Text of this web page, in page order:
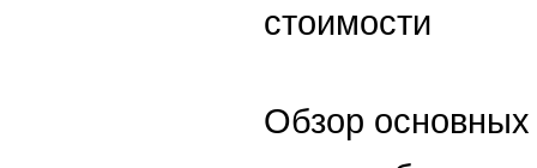
стоимости
Обзор основных